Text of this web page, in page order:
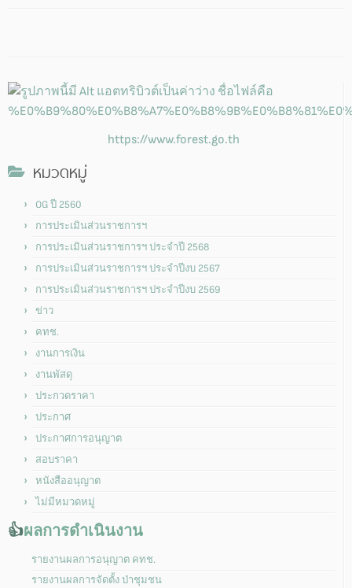
https://www.forest.go.th
หมวดหมู่
OG ปี 2560
การประเมินส่วนราชการฯ
การประเมินส่วนราชการฯ ประจำปี 2568
การประเมินส่วนราชการฯ ประจำปีงบ 2567
การประเมินส่วนราชการฯ ประจำปีงบ 2569
ข่าว
คทช.
งานการเงิน
งานพัสดุ
ประกวดราคา
ประกาศ
ประกาศการอนุญาต
สอบราคา
หนังสืออนุญาต
ไม่มีหมวดหมู่
👍ผลการดำเนินงาน
รายงานผลการอนุญาต คทช.
รายงานผลการจัดตั้ง ป่าชุมชน